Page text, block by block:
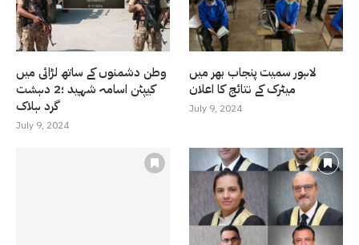
وطن دشمنوں کے ساتھ لڑائی میں
کیپٹن اسامہ شہید ؛2 دہشت
گرد ہلاک
July 9, 2024
لاہور سمیت پنجاب بھر میں
میٹرک کے نتائج کا اعلان
July 9, 2024